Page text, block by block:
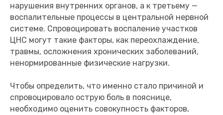
нарушения внутренних органов, а к третьему —
воспалительные процессы в центральной нервной
системе. Спровоцировать воспаление участков
ЦНС могут такие факторы, как переохлаждение,
травмы, осложнения хронических заболеваний,
ненормированные физические нагрузки.
Чтобы определить, что именно стало причиной и
спровоцировало острую боль в пояснице,
необходимо оценить совокупность факторов,